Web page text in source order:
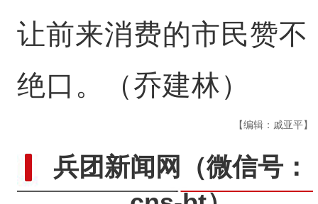
让前来消费的市民赞不
绝口。（乔建林）
【编辑：戚亚平】
兵团新闻网
（微信号：